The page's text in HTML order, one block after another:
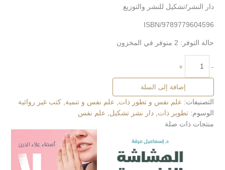
دار النشر/تشكيل للنشر والتوزيع
ISBN/9789779604596
حالة التوفر: 2 متوفر في المخزون
-
+
إضافة إلى السلة
التصنيفات: علم نفس و تطور ذات علم نفس و تنمية كتب غير روائية
الوسوم: تطوير ذات دار نشر تشكيل
علم نفس
منتجات ذات صلة